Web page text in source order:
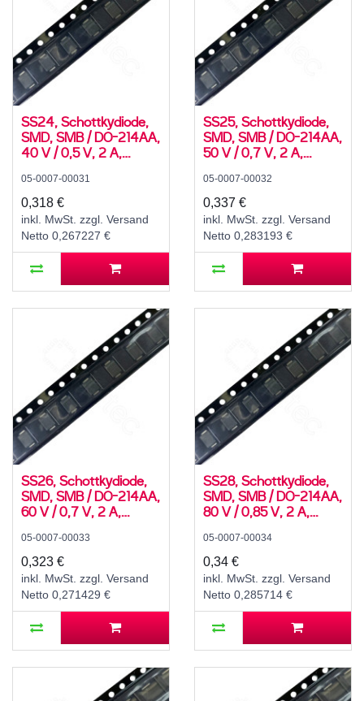
SS24, Schottkydiode,
SMD, SMB / DO-214AA,
40 V / 0,5 V, 2 A,
05-0007-00031
0,318 €
inkl. MwSt. zzgl. Versand
Netto 0,267227 €
SS25, Schottkydiode,
SMD, SMB / DO-214AA,
50 V / 0,7 V, 2 A,
05-0007-00032
0,337 €
inkl. MwSt. zzgl. Versand
Netto 0,283193 €
SS26, Schottkydiode,
SMD, SMB / DO-214AA,
60 V / 0,7 V, 2 A,
05-0007-00033
0,323 €
inkl. MwSt. zzgl. Versand
Netto 0,271429 €
SS28, Schottkydiode,
SMD, SMB / DO-214AA,
80 V / 0,85 V, 2 A,
05-0007-00034
0,34 €
inkl. MwSt. zzgl. Versand
Netto 0,285714 €